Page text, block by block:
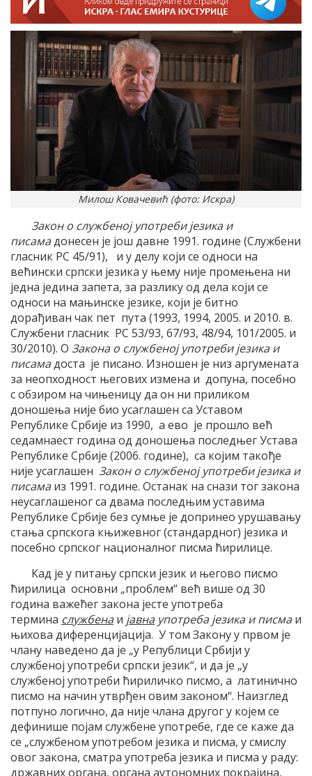
Милош Ковачевић (фото: Искра)
Закон о службеној употреби језика и
писамадонесен је још давне 1991. године (Службени
гласник РС 45/91), и у делу који се односи на
већински српски језика у њему није промењена ни
једна једина запета, за разлику од дела који се
односи на мањинске језике, који је битно
дорађиван чак пет пута (1993, 1994, 2005. и 2010. в.
Службени гласник РС 53/93, 67/93, 48/94, 101/2005. и
30/2010). О Закона о службеној употреби језика и
писамадоста је писано. Изношен је низ аргумената
за неопходност његових измена и допуна, посебно
с обзиром на чињеницу да он ни приликом
доношења није био усаглашен са Уставом
Републике Србије из 1990, а ево је прошло већ
седамнаест година од доношења последњег Устава
Републике Србије (2006. године), са којим такође
није усаглашен Закон о службеној употреби језика и
писамаиз 1991. године. Останак на снази тог закона
неусаглашеног са двама последњим уставима
Републике Србије без сумње је допринео урушавању
стања српскога књижевног (стандардног) језика и
посебно српског националног писма ћирилице.
Кад је у питању српски језик и његово писмо
ћирилица основни „проблем“ већ више од 30
година важећег закона јесте употреба
термина службенаи јавнаупотреба језика и писмаи
њихова диференцијација. У том Закону у првом је
члану наведено да је „у Републици Србији у
службеној употреби српски језик“, и да је „у
службеној употреби ћириличко писмо, а латинично
писмо на начин утврђен овим законом“. Наизглед
потпуно логично, да није члана другог у којем се
дефинише појам службене употребе, где се каже да
се „службеном употребом језика и писма, у смислу
овог закона, сматра употреба језика и писма у раду:
државних органа, органа аутономних покрајина,